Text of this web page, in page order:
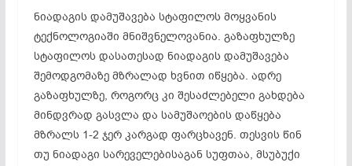
ნიადაგის დამუშავება სტაფილოს მოყვანის
ტექნოლოგიაში მნიშვნელოვანია. გაზაფხულზე
სტაფილოს დასათესად ნიადაგის დამუშავება
შემოდგომაზე მზრალად ხვნით იწყება. ადრე
გაზაფხულზე, როგორც კი შესაძლებელი გახდება
მინდვრად გასვლა და სამუშაოების დაწყება
მზრალს 1-2 ჯერ კარგად ფარცხავენ. თესვის წინ
თუ ნიადაგი სარეველებისაგან სუფთაა, მსუბუქი